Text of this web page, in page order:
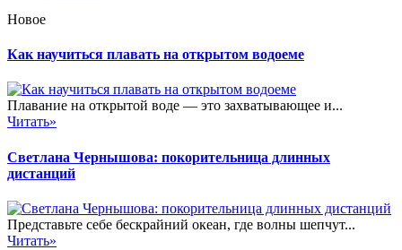
Новое
Как научиться плавать на открытом водоеме
Плавание на открытой воде — это захватывающее и...
Читать»
Светлана Чернышова: покорительница длинных
дистанций
Представьте себе бескрайний океан, где волны шепчут...
Читать»